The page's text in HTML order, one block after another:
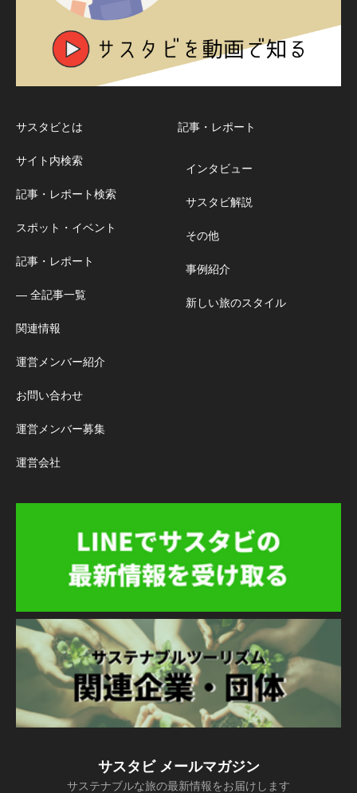
サスタビとは
サイト内検索
記事・レポート検索
スポット・イベント
記事・レポート
― 全記事一覧
関連情報
運営メンバー紹介
お問い合わせ
運営メンバー募集
運営会社
記事・レポート
インタビュー
サスタビ解説
その他
事例紹介
新しい旅のスタイル
サスタビ メールマガジン
サステナブルな旅の最新情報をお届けします